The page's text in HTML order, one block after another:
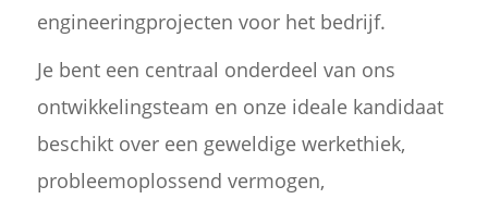
engineeringprojecten voor het bedrijf.
Je bent een centraal onderdeel van ons
ontwikkelingsteam en onze ideale kandidaat
beschikt over een geweldige werkethiek,
probleemoplossend vermogen,